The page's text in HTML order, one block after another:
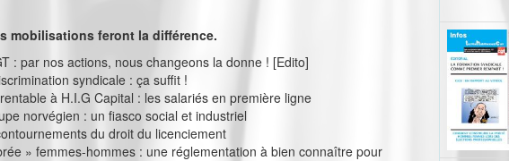
mobilisations feront la différence.
: par nos actions, nous changeons la donne ! [Edito]
syndicale : ça suffit !
à H.I.G Capital : les salariés en première ligne
norvégien : un fiasco social et industriel
du droit du licenciement
» femmes-hommes : une réglementation à bien connaître pour